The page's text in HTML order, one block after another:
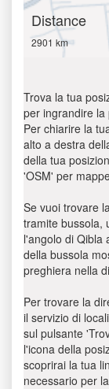
Distance
2901 km
Trova la tua
per ingrandire la
Per chiarire la
alto a destra
della tua
'OSM' per
Se vuoi trovare
tramite bussola,
l'angolo di Qibla
della bussola
preghiera nella
Per trovare la
il servizio di
sul pulsante
l'icona della
scoprirai la tua
necessario per